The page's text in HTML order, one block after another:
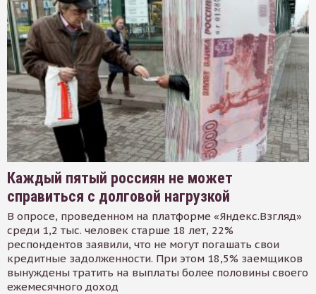
Каждый пятый россиян не может
справиться с долговой нагрузкой
В опросе, проведенном на платформе «Яндекс.Взгляд»
среди 1,2 тыс. человек старше 18 лет, 22%
респондентов заявили, что не могут погашать свои
кредитные задолженности. При этом 18,5% заемщиков
вынуждены тратить на выплаты более половины своего
ежемесячного доход